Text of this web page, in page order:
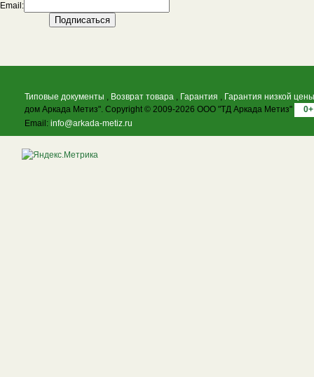
Email:
Типовые документы , Возврат товара , Гарантия , Гарантия низкой цены
дом Аркада Метиз". Copyright © 2009-2026 ООО "ТД Аркада Метиз"
0+
Email: info@arkada-metiz.ru